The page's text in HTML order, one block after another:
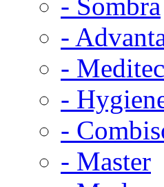
-
- Meditec
-
-
- Master